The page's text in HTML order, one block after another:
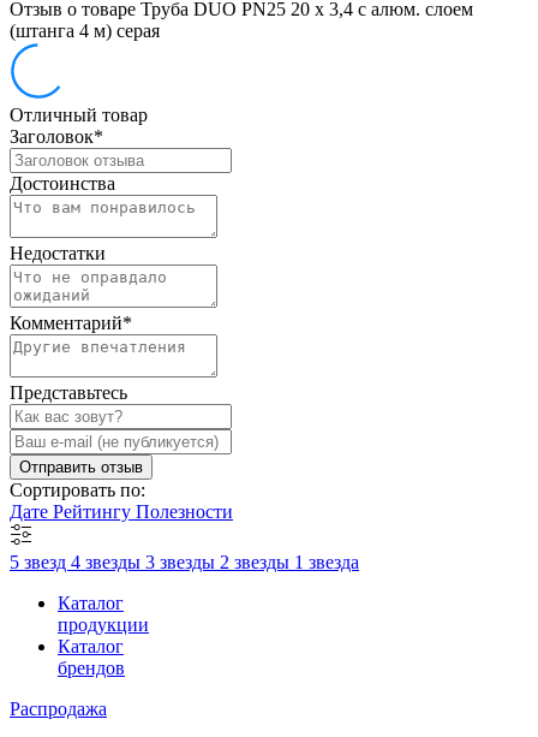
Отзыв о товаре Труба DUO PN25 20 х 3,4 с алюм. слоем
(штанга 4 м) серая
Отличный товар
Заголовок*
Достоинства
Недостатки
Комментарий*
Представьтесь
Отправить отзыв
Сортировать по:
Дате Рейтингу Полезности
5 звезд 4 звезды 3 звезды 2 звезды 1 звезда
Каталог
продукции
Каталог
брендов
Распродажа